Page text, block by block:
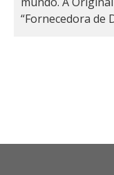
“Fornecedora de